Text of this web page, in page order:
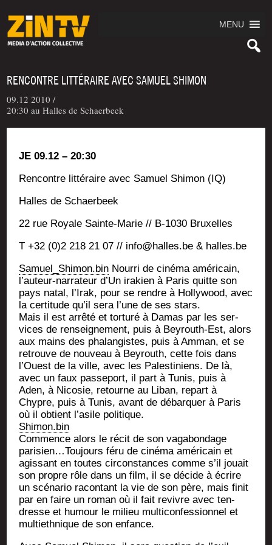
MENU
RENCONTRE LITTÉRAIRE AVEC SAMUEL SHIMON
09.12 2010 /
20:30 au Halles de Schaerbeek
JE 09.12 – 20:30
Ren­contre lit­té­raire avec Samuel Shi­mon (IQ)
Halles de Schaerbeek
22 rue Royale Sainte-Marie // B‑1030 Bruxelles
T +32 (0)2 218 21 07 // info@halles.be & halles.be
Samuel_Shimon.bin Nour­ri de ciné­ma amé­ri­cain,
l’auteur-narrateur d’Un ira­kien à Paris quitte son
pays natal, l’Irak, pour se rendre à Hol­ly­wood, avec
la cer­ti­tude qu’il sera l’une de ses stars.
Mais il est arrê­té et tor­tu­ré à Damas par les ser­
vices de ren­sei­gne­ment, puis à Bey­routh-Est, alors
aux mains des pha­lan­gistes, puis à Amman, et se
retrouve de nou­veau à Bey­routh, cette fois dans
l’Ouest de la ville, avec les Pales­ti­niens. De là,
avec un faux pas­se­port, il part à Tunis, puis à
Aden, à Nico­sie, retourne au Liban, repart à
Chypre, puis à Tunis, avant de débar­quer à Paris
où il obtient l’asile politique.
Shimon.bin
Com­mence alors le récit de son vaga­bon­dage
parisien…Toujours féru de ciné­ma amé­ri­cain et
agis­sant en toutes cir­cons­tances comme s’il jouait
son propre rôle dans un film, il se décide à écrire
un scé­na­rio racon­tant la vie de son père, mais finit
par en faire un roman où il fait revivre avec ten­
dresse et humour le milieu mul­ti­con­fes­sion­nel et
mul­tieth­nique de son enfance.